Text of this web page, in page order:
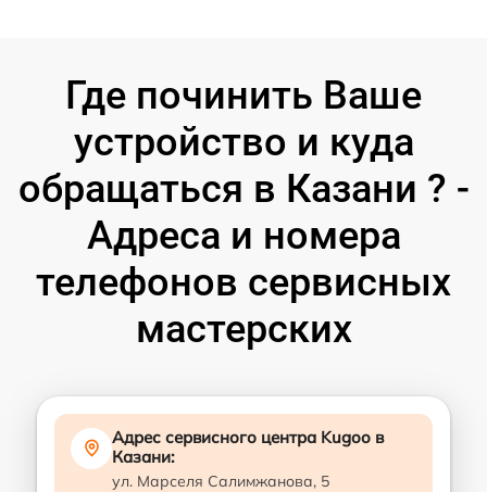
Где починить Ваше
устройство и куда
обращаться в Казани ? -
Адреса и номера
телефонов сервисных
мастерских
Адрес сервисного центра Kugoo в
Казани:
ул. Марселя Салимжанова, 5